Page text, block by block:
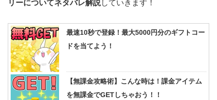
リーについてネタバレ解説していきます！
最速10秒で登録！最大5000円分のギフトコー
ドを当てよう！
【無課金攻略術】こんな時は！課金アイテム
を無課金でGETしちゃおう！！